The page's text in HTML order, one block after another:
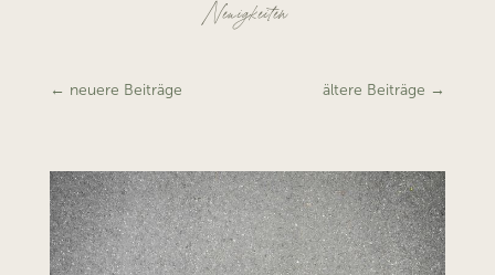
Neuigkeiten
← neuere Beiträge ältere Beiträge →